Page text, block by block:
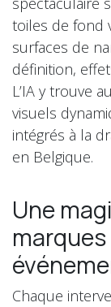
toiles de fond
surfaces de
définition,
L’IA y trouve
visuels
intégrés à la
en Belgique.
Une
Chaque